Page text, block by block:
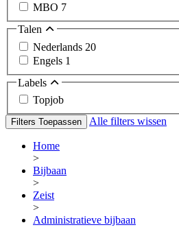
MBO 7
Talen
Nederlands 20
Engels 1
Labels
Topjob
Filters Toepassen Alle filters wissen
Home
>
Bijbaan
>
Zeist
>
Administratieve bijbaan